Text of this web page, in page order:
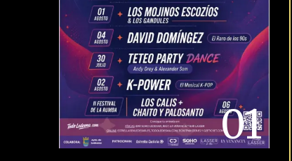
01